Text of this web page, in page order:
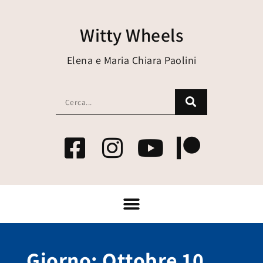
Witty Wheels
Elena e Maria Chiara Paolini